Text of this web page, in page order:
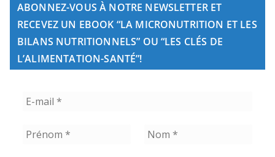
ABONNEZ-VOUS À NOTRE NEWSLETTER ET
RECEVEZ UN EBOOK “LA MICRONUTRITION ET LES
BILANS NUTRITIONNELS” OU “LES CLÉS DE
L’ALIMENTATION-SANTÉ”!